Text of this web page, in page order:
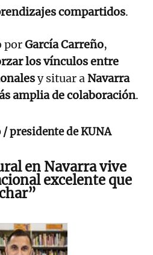
compartidos.
porGarcía Carreño,
los vínculos entre
y situar a Navarra
amplia de colaboración.
presidente de KUNA
en Navarra vive
excelente que